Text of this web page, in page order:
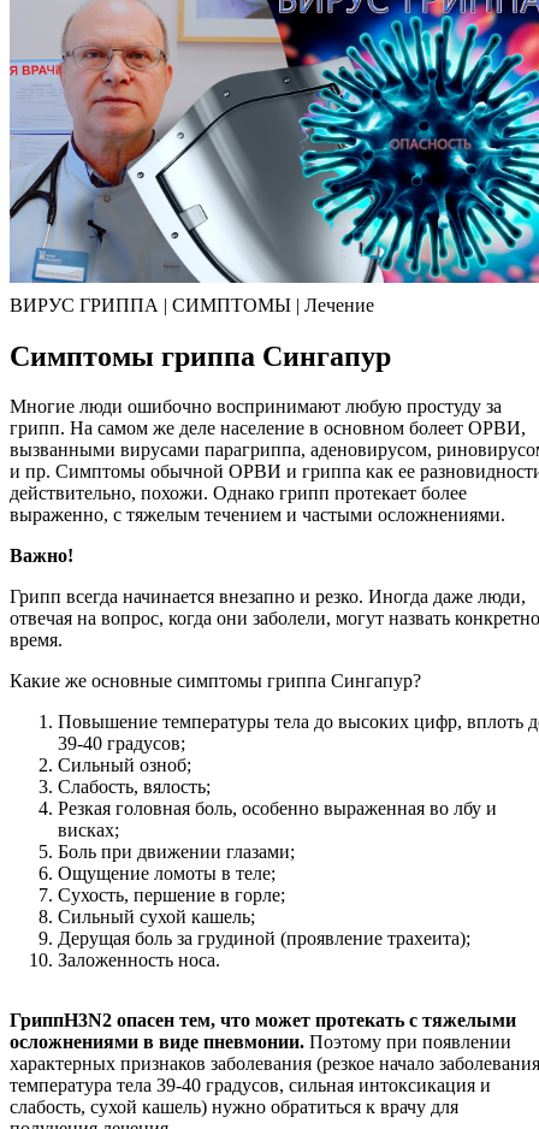
ВИРУС ГРИППА | СИМПТОМЫ | Лечение
Симптомы гриппа Сингапур
Многие люди ошибочно воспринимают любую простуду за
грипп. На самом же деле население в основном болеет ОРВИ,
вызванными вирусами парагриппа, аденовирусом,
и пр. Симптомы обычной ОРВИ и гриппа как ее
действительно, похожи. Однако грипп протекает более
выраженно, с тяжелым течением и частыми осложнениями.
Важно!
Грипп всегда начинается внезапно и резко. Иногда даже люди,
отвечая на вопрос, когда они заболели, могут назвать
время.
Какие же основные симптомы гриппа Сингапур?
Повышение температуры тела до высоких цифр, вплоть
39-40 градусов;
Сильный озноб;
Слабость, вялость;
Резкая головная боль, особенно выраженная во лбу и
висках;
Боль при движении глазами;
Ощущение ломоты в теле;
Сухость, першение в горле;
Сильный сухой кашель;
Дерущая боль за грудиной (проявление трахеита);
Заложенность носа.
ГриппH3N2 опасен тем, что может протекать с тяжелыми
осложнениями в виде пневмонии. Поэтому при появлении
характерных признаков заболевания (резкое начало
температура тела 39-40 градусов, сильная интоксикация и
слабость, сухой кашель) нужно обратиться к врачу для